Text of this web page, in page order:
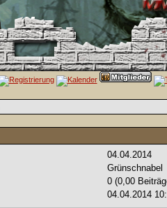
04.04.2014
Grünschnabel
0 (0,00
04.04.2014